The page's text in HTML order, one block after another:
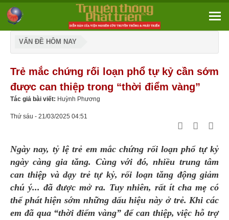
VẤN ĐỀ HÔM NAY
Trẻ mắc chứng rối loạn phổ tự kỷ cần sớm
được can thiệp trong “thời điểm vàng”
Tác giả bài viết: Huỳnh Phương
Thứ sáu - 21/03/2025 04:51
Ngày nay, tỷ lệ trẻ em mắc chứng rối loạn phổ tự kỷ
ngày càng gia tăng. Cùng với đó, nhiều trung tâm
can thiệp và dạy trẻ tự kỷ, rối loạn tăng động giảm
chú ý... đã được mở ra. Tuy nhiên, rất ít cha mẹ có
thể phát hiện sớm những dấu hiệu này ở trẻ. Khi các
em đã qua “thời điểm vàng” để can thiệp, việc hỗ trợ